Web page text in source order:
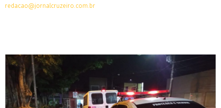
redacao@jornalcruzeiro.com.br